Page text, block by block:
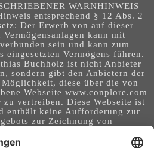
WARNHINWEIS
entsprechend § 12 Abs. 2
Der Erwerb von auf dieser
Vermögensanlagen kann mit
sein und kann zum
eingesetzten Vermögens führen.
Buchholz ist nicht Anbieter
sondern gibt den Anbietern der
Möglichkeit, diese über die von
Webseite www.conplore.com
zu vertreiben. Diese Webseite ist
enthält keine Aufforderung zur
zur Zeichnung von
Die Webseite richtet sich an ein